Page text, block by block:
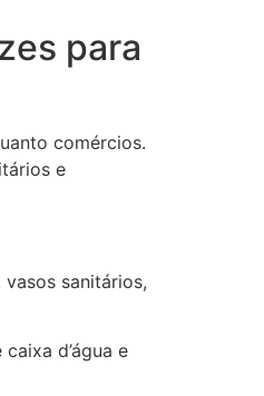
para
comércios.
e
sanitários,
d’água e